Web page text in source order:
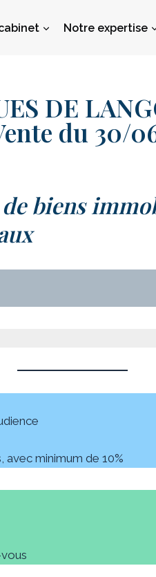
Notre expertise
DE
du 30/
de biens
avec minimum de 10%